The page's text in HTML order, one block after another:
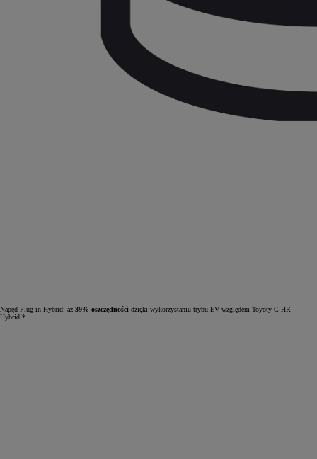
Napęd Plug-in Hybrid: aż 39% oszczędności dzięki wykorzystaniu trybu EV względem Toyoty C-HR
Hybrid!*